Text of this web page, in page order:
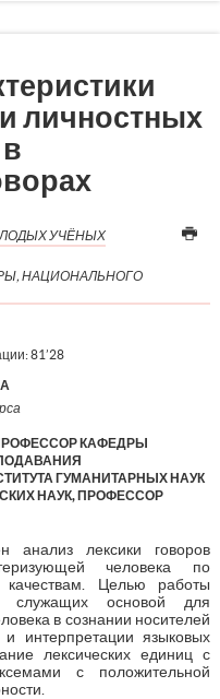
личностных
УЧЁНЫХ
НАЦИОНАЛЬНОГО
81’28
КАФЕДРЫ
ГУМАНИТАРНЫХ НАУК
НАУК, ПРОФЕССОР
анализ лексики говоров
человека по
Целью работы
служащих основой для
в сознании носителей
интерпретации языковых
лексических единиц с
с положительной